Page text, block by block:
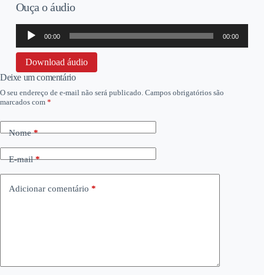
Ouça o áudio
Tocador
áudio
00:00 00:00
Download áudio
Deixe um comentário
O seu endereço de e-mail não será publicado. Campos obrigatórios são
marcados com *
Nome*
E-mail*
Adicionar comentário *